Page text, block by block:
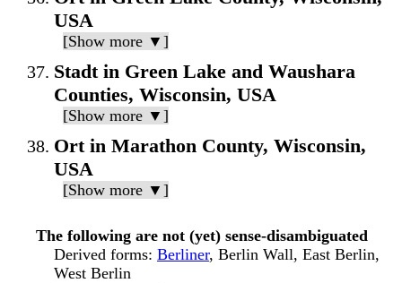
USA
[Show more ▼]
Stadt in Green Lake and Waushara
Counties, Wisconsin, USA
[Show more ▼]
Ort in Marathon County, Wisconsin,
USA
[Show more ▼]
The following are not (yet) sense-disambiguated
Derived forms: Berliner, Berlin Wall, East Berlin,
West Berlin